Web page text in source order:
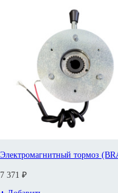
Электромагнитный тормоз
7 371 ₽